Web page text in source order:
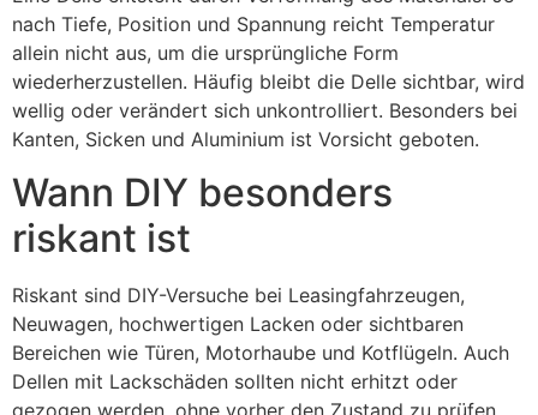
nach Tiefe, Position und Spannung reicht Temperatur
allein nicht aus, um die ursprüngliche Form
wiederherzustellen. Häufig bleibt die Delle sichtbar, wird
wellig oder verändert sich unkontrolliert. Besonders bei
Kanten, Sicken und Aluminium ist Vorsicht geboten.
Wann DIY besonders
riskant ist
Riskant sind DIY-Versuche bei Leasingfahrzeugen,
Neuwagen, hochwertigen Lacken oder sichtbaren
Bereichen wie Türen, Motorhaube und Kotflügeln. Auch
Dellen mit Lackschäden sollten nicht erhitzt oder
gezogen werden, ohne vorher den Zustand zu prüfen.